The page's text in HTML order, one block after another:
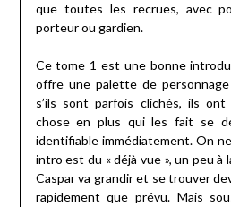
que toutes les recrues, avec
porteur ou gardien.
Ce tome 1 est une bonne
offre une palette de
s’ils sont parfois clichés, ils
chose en plus qui les fait se
identifiable immédiatement. On
intro est du « déjà vue », un peu à
Caspar va grandir et se trouver
rapidement que prévu. Mais